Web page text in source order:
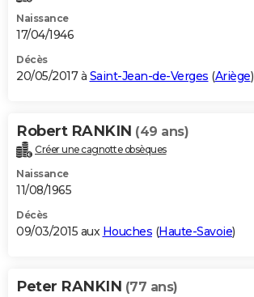
Naissance
17/04/1946
Décès
20/05/2017 à Saint-Jean-de-Verges (Ariège)
Robert RANKIN (49 ans)
Créer une cagnotte obsèques
Naissance
11/08/1965
Décès
09/03/2015 aux Houches (Haute-Savoie)
Peter RANKIN (77 ans)